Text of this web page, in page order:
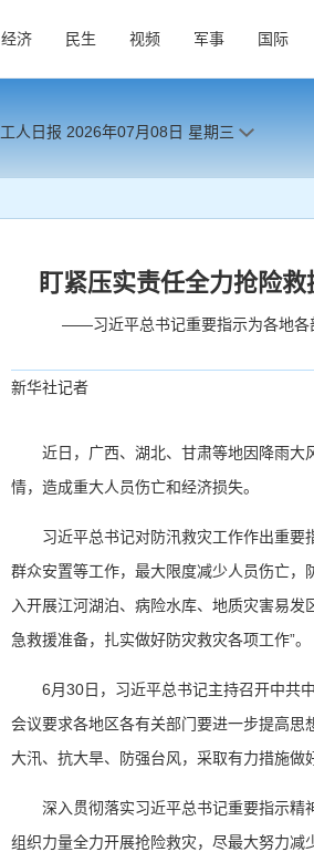
经济 民生 视频 军事 国际
工人日报 2026年07月08日 星期三
盯紧压实责任全力抢险
——习近平总书记重要指示为各地各
新华社记者
近日，广西、湖北、甘肃等地因降雨大
情，造成重大人员伤亡和经济损失。
习近平总书记对防汛救灾工作作出重要
群众安置等工作，最大限度减少人员伤亡，
入开展江河湖泊、病险水库、地质灾害易发
急救援准备，扎实做好防灾救灾各项工作”。
6月30日，习近平总书记主持召开中共
会议要求各地区各有关部门要进一步提高
大汛、抗大旱、防强台风，采取有力措施做
深入贯彻落实习近平总书记重要指示精
组织力量全力开展抢险救灾，尽最大努力减